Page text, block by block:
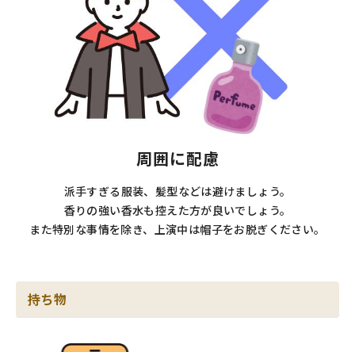
周囲に配慮
派手すぎる服装、髪型などは避けましょう。
香りの強い香水も控えた方が良いでしょう。
また特別な事情を除き、上演中は帽子をお脱ぎください。
持ち物